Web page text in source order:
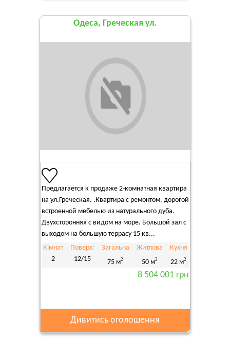
Одеса, Греческая ул.
Предлагается к продаже 2-комнатная квартира
на ул.Греческая. .Квартира с ремонтом, дорогой
встроенной мебелью из натурального дуба.
Двухсторонняя с видом на море. Большой зал с
выходом на большую террасу 15 кв...
Кімнат
2
Поверх:
12/15
Загальна
75 м2
Житлова
50 м2
Кухня
22 м2
8 504 001 грн
Дивитись оголошення